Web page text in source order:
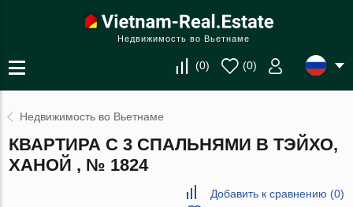
Недвижимость во Вьетнаме
(0) (0)
Недвижимость во Вьетнаме
КВАРТИРА С 3 СПАЛЬНЯМИ В ТЭЙХО,
ХАНОЙ , № 1824
Добавить к сравнению (0)